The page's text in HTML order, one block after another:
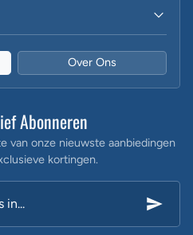
Over Ons
Abonneren
van onze nieuwste aanbiedingen
kortingen.
in...